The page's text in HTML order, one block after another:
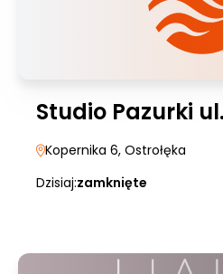
Studio Pazurki
Kopernika 6, Ostrołęka
Dzisiaj:zamknięte